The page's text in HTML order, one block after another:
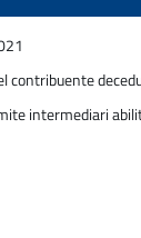
intermediari